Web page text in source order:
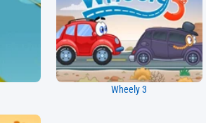
Wheely 3